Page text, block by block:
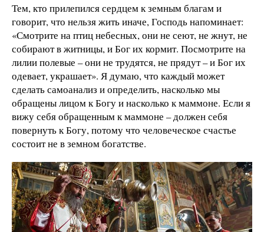
Тем, кто прилепился сердцем к земным благам и
говорит, что нельзя жить иначе, Господь напоминает:
«Смотрите на птиц небесных, они не сеют, не жнут, не
собирают в житницы, и Бог их кормит. Посмотрите на
лилии полевые – они не трудятся, не прядут – и Бог их
одевает, украшает». Я думаю, что каждый может
сделать самоанализ и определить, насколько мы
обращены лицом к Богу и насколько к маммоне. Если я
вижу себя обращенным к маммоне – должен себя
повернуть к Богу, потому что человеческое счастье
состоит не в земном богатстве.